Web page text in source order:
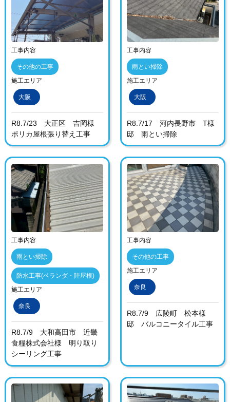
工事内容
その他の工事
施工エリア
大阪
R8.7/23 大正区 吉岡様
ポリカ屋根張り替え工事
工事内容
雨とい掃除
施工エリア
大阪
R8.7/17 河内長野市 T様
邸 雨とい掃除
工事内容
雨とい掃除
防水工事(ベランダ・陸屋根)
施工エリア
奈良
R8.7/9 大和高田市 近畿
食糧株式会社様 明り取り
シーリング工事
工事内容
その他の工事
施工エリア
奈良
R8.7/9 広陵町 松本様
邸 バルコニータイル工事